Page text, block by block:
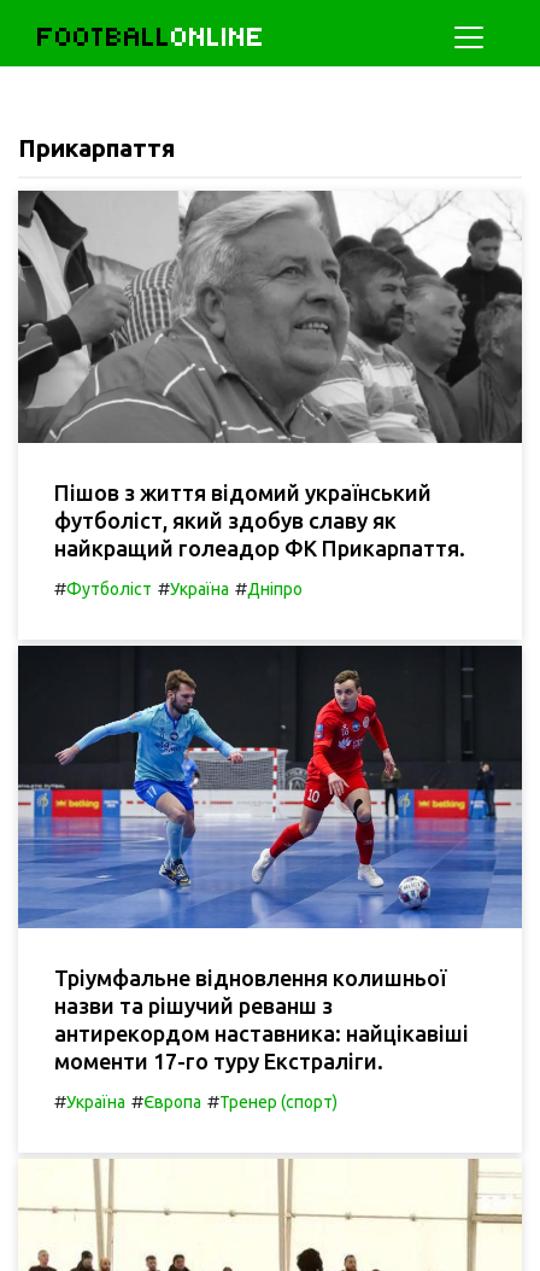
FOOTBALLONLINE
Прикарпаття
Пішов з життя відомий український
футболіст, який здобув славу як
найкращий голеадор ФК Прикарпаття.
#Футболіст #Україна #Дніпро
Тріумфальне відновлення колишньої
назви та рішучий реванш з
антирекордом наставника: найцікавіші
моменти 17-го туру Екстраліги.
#Україна #Європа #Тренер (спорт)